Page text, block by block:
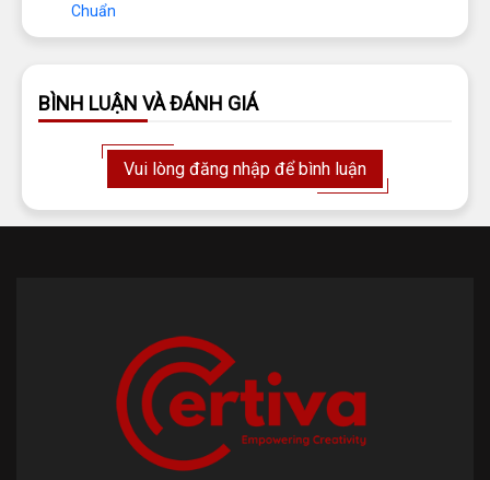
Chuẩn
BÌNH LUẬN VÀ ĐÁNH GIÁ
Vui lòng đăng nhập để bình luận